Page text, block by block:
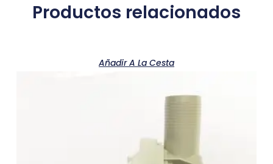
Productos relacionados
Añadir A La Cesta